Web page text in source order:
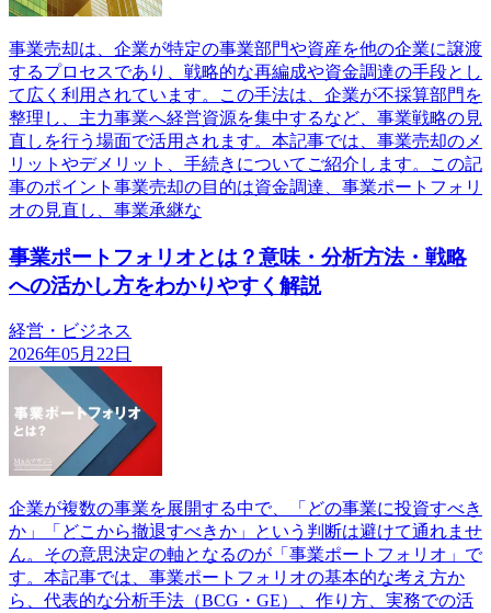
事業売却は、企業が特定の事業部門や資産を他の企業に譲渡
するプロセスであり、戦略的な再編成や資金調達の手段とし
て広く利用されています。この手法は、企業が不採算部門を
整理し、主力事業へ経営資源を集中するなど、事業戦略の見
直しを行う場面で活用されます。本記事では、事業売却のメ
リットやデメリット、手続きについてご紹介します。この記
事のポイント事業売却の目的は資金調達、事業ポートフォリ
オの見直し、事業承継な
事業ポートフォリオとは？意味・分析方法・戦略
への活かし方をわかりやすく解説
経営・ビジネス
2026年05月22日
企業が複数の事業を展開する中で、「どの事業に投資すべき
か」「どこから撤退すべきか」という判断は避けて通れませ
ん。その意思決定の軸となるのが「事業ポートフォリオ」で
す。本記事では、事業ポートフォリオの基本的な考え方か
ら、代表的な分析手法（BCG・GE）、作り方、実務での活